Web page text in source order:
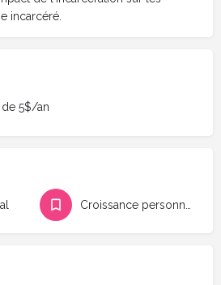
incarcéré.
de 5$/an